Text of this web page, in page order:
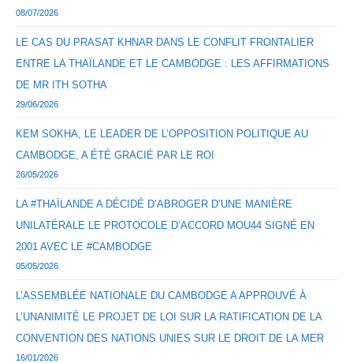
08/07/2026
LE CAS DU PRASAT KHNAR DANS LE CONFLIT FRONTALIER
ENTRE LA THAÏLANDE ET LE CAMBODGE : LES AFFIRMATIONS
DE MR ITH SOTHA
29/06/2026
KEM SOKHA, LE LEADER DE L’OPPOSITION POLITIQUE AU
CAMBODGE, A ÉTÉ GRACIÉ PAR LE ROI
26/05/2026
LA #THAÏLANDE A DÉCIDÉ D’ABROGER D’UNE MANIÈRE
UNILATÉRALE LE PROTOCOLE D’ACCORD MOU44 SIGNÉ EN
2001 AVEC LE #CAMBODGE
05/05/2026
L’ASSEMBLÉE NATIONALE DU CAMBODGE A APPROUVÉ À
L’UNANIMITÉ LE PROJET DE LOI SUR LA RATIFICATION DE LA
CONVENTION DES NATIONS UNIES SUR LE DROIT DE LA MER
16/01/2026